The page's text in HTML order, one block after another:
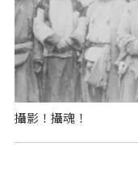
攝影！攝魂！